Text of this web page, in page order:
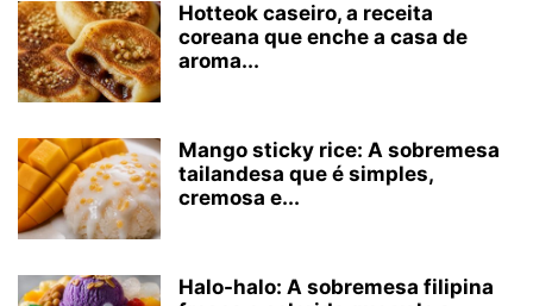
Hotteok caseiro, a receita
coreana que enche a casa de
aroma...
Mango sticky rice: A sobremesa
tailandesa que é simples,
cremosa e...
Halo-halo: A sobremesa filipina